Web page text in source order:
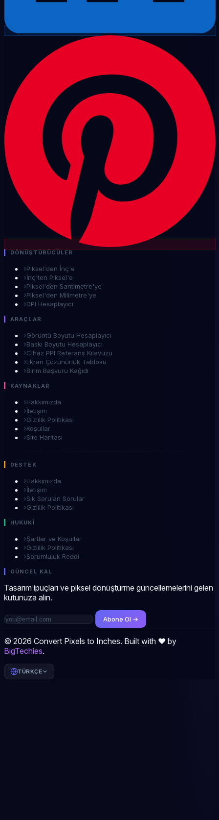
DÖNÜŞTÜRÜCÜLER
›Piksel'den İnç'e
›İnç'ten Piksel'e
›Piksel'den Santimetre'ye
›Piksel'den Milimetre'ye
›DPI Hesaplayıcı
ARAÇLAR
›Görüntü Boyutu Hesaplayıcı
›Baskı Boyutu Hesaplayıcı
›Cihaz PPI Referans Kılavuzu
›Ekran Çözünürlük Tablosu
›Birim Başvuru Kağıdı
KAYNAKLAR
›Hakkımızda
›İletişim
›Gizlilik Politikası
›Koşullar
›Site Haritası
DESTEK
›Hakkımızda
›İletişim
›Sık Sorulan Sorular
›Gizlilik Politikası
HUKUKİ
›Şartlar ve Koşullar
›Gizlilik Politikası
›Sorumluluk Reddi
GÜNCEL KAL
Tasarım ipuçları ve piksel dönüştürme güncellemelerini gelen
kutunuza alın.
Abone Ol →
© 2026 Convert Pixels to Inches. Built with ❤️ by
BigTechies.
TÜRKÇE